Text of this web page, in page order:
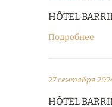
HÔTEL
Подробнее
27 сентября
HÔTEL